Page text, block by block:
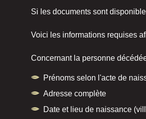
Si les documents sont
Voici les informations requises
Concernant la personne
Prénoms selon l'acte de
Adresse complète
Date et lieu de naissance